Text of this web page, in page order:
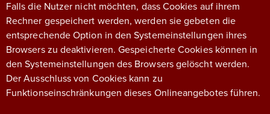
Falls die Nutzer nicht möchten, dass Cookies auf ihrem
Rechner gespeichert werden, werden sie gebeten die
entsprechende Option in den Systemeinstellungen ihres
Browsers zu deaktivieren. Gespeicherte Cookies können in
den Systemeinstellungen des Browsers gelöscht werden.
Der Ausschluss von Cookies kann zu
Funktionseinschränkungen dieses Onlineangebotes führen.